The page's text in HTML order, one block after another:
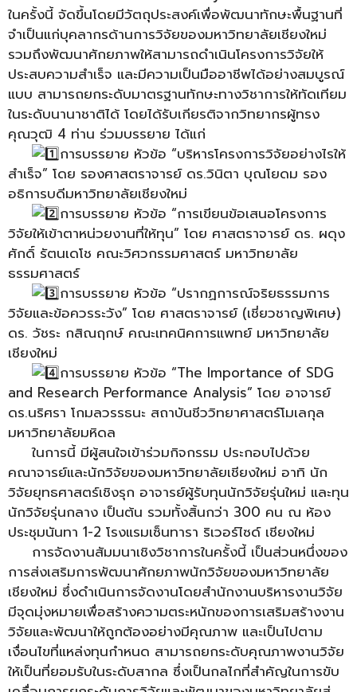
ในครั้งนี้ จัดขึ้นโดยมีวัตถุประสงค์เพื่อพัฒนาทักษะพื้นฐานที่
จำเป็นแก่บุคลากรด้านการวิจัยของมหาวิทยาลัยเชียงใหม่
รวมถึงพัฒนาศักยภาพให้สามารถดำเนินโครงการวิจัยให้
ประสบความสำเร็จ และมีความเป็นมืออาชีพได้อย่างสมบูรณ์
แบบ สามารถยกระดับมาตรฐานทักษะทางวิชาการให้ทัดเทียม
ในระดับนานาชาติได้ โดยได้รับเกียรติจากวิทยากรผู้ทรง
คุณวุฒิ 4 ท่าน ร่วมบรรยาย ได้แก่
การบรรยาย หัวข้อ “บริหารโครงการวิจัยอย่างไรให้
สำเร็จ” โดย รองศาสตราจารย์ ดร.วินิตา บุณโยดม รอง
อธิการบดีมหาวิทยาลัยเชียงใหม่
การบรรยาย หัวข้อ “การเขียนข้อเสนอโครงการ
วิจัยให้เข้าตาหน่วยงานที่ให้ทุน” โดย ศาสตราจารย์ ดร. ผดุง
ศักดิ์ รัตนเดโช คณะวิศวกรรมศาสตร์ มหาวิทยาลัย
ธรรมศาสตร์
การบรรยาย หัวข้อ “ปรากฏการณ์จริยธรรมการ
วิจัยและข้อควรระวัง” โดย ศาสตราจารย์ (เชี่ยวชาญพิเศษ)
ดร. วัชระ กสิณฤกษ์ คณะเทคนิคการแพทย์ มหาวิทยาลัย
เชียงใหม่
การบรรยาย หัวข้อ “The Importance of SDG
and Research Performance Analysis” โดย อาจารย์
ดร.นริศรา โกมลวรรธนะ สถาบันชีววิทยาศาสตร์โมเลกุล
มหาวิทยาลัยมหิดล
ในการนี้ มีผู้สนใจเข้าร่วมกิจกรรม ประกอบไปด้วย
คณาจารย์และนักวิจัยของมหาวิทยาลัยเชียงใหม่ อาทิ นัก
วิจัยยุทธศาสตร์เชิงรุก อาจารย์ผู้รับทุนนักวิจัยรุ่นใหม่ และทุน
นักวิจัยรุ่นกลาง เป็นต้น รวมทั้งสิ้นกว่า 300 คน ณ ห้อง
ประชุมนันทา 1-2 โรงแรมเซ็นทารา ริเวอร์ไซด์ เชียงใหม่
การจัดงานสัมมนาเชิงวิชาการในครั้งนี้ เป็นส่วนหนึ่งของ
การส่งเสริมการพัฒนาศักยภาพนักวิจัยของมหาวิทยาลัย
เชียงใหม่ ซึ่งดำเนินการจัดงานโดยสำนักงานบริหารงานวิจัย
มีจุดมุ่งหมายเพื่อสร้างความตระหนักของการเสริมสร้างงาน
วิจัยและพัฒนาให้ถูกต้องอย่างมีคุณภาพ และเป็นไปตาม
เงื่อนไขที่แหล่งทุนกำหนด สามารถยกระดับคุณภาพงานวิจัย
ให้เป็นที่ยอมรับในระดับสากล ซึ่งเป็นกลไกที่สำคัญในการขับ